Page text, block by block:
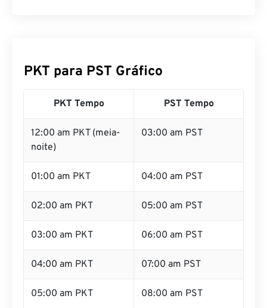
PKT para PST Gráfico
PKT Tempo PST Tempo
12:00 am PKT (meia-
noite)
03:00 am PST
01:00 am PKT 04:00 am PST
02:00 am PKT 05:00 am PST
03:00 am PKT 06:00 am PST
04:00 am PKT 07:00 am PST
05:00 am PKT 08:00 am PST